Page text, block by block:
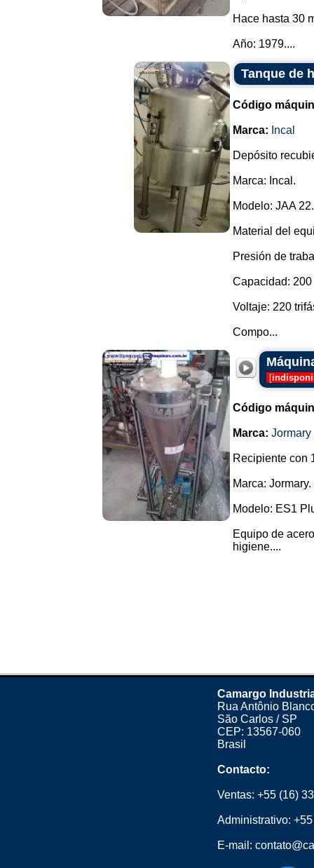
Hace hasta 30
Año: 1979....
Tanque de
Código
Marca: Incal
Depósito
Marca: Incal.
Modelo: JAA 22.
Material del
Presión de
Capacidad: 200
Voltaje: 220
Compo...
[
Código
Marca: Jormary
Recipiente con
Marca: Jormary.
Modelo: ES1
Equipo de
higiene....
Camargo
Rua Antônio
São Carlos / SP
CEP: 13567-060
Brasil
Contacto:
Ventas: +55 (16)
Administrativo:
E-mail: